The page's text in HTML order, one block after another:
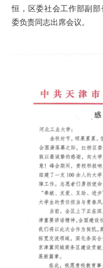
恒，区委社会工作部副
委负责同志出席会议。